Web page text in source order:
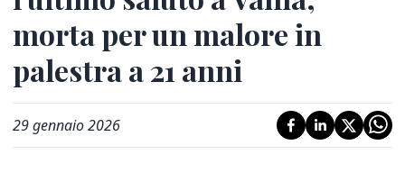
morta per un malore in
palestra a 21 anni
29 gennaio 2026